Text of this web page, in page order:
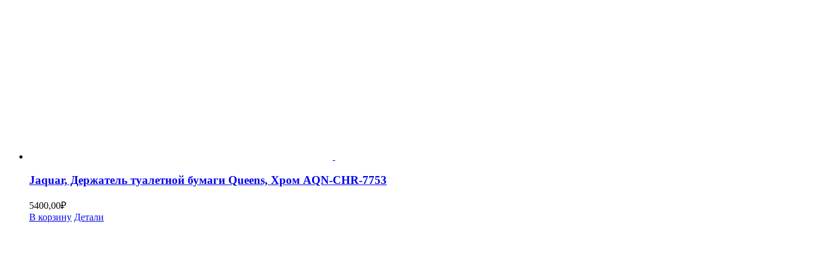
Jaquar, Держатель туалетной бумаги Queens, Хром AQN-CHR-7753
5400,00₽
В корзину Детали